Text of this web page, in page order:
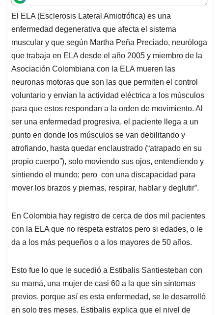
t
s
A
p
p
e
b
o
o
k
k
e
d
I
n
i
l
e
a
d
s
El ELA (Esclerosis Lateral Amiotrófica) es una
enfermedad degenerativa que afecta el sistema
muscular y que según Martha Peña Preciado, neuróloga
que trabaja en ELA desde el año 2005 y miembro de la
Asociación Colombiana con la ELA mueren las
neuronas motoras que son las que permiten el control
voluntario y envían la actividad eléctrica a los músculos
para que estos respondan a la orden de movimiento. Al
ser una enfermedad progresiva, el paciente llega a un
punto en donde los músculos se van debilitando y
atrofiando, hasta quedar enclaustrado (“atrapado en su
propio cuerpo”), solo moviendo sus ojos, entendiendo y
sintiendo el mundo; pero con una discapacidad para
mover los brazos y piernas, respirar, hablar y deglutir”.
En Colombia hay registro de cerca de dos mil pacientes
con la ELA que no respeta estratos pero si edades, o le
da a los más pequeños o a los mayores de 50 años.
Esto fue lo que le sucedió a Estibalis Santiesteban con
su mamá, una mujer de casi 60 a la que sin síntomas
previos, porque así es esta enfermedad, se le desarrolló
en solo tres meses. Estibalis explica que el nivel de